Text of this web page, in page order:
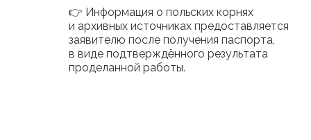
👉 Информация о польских корнях
и архивных источниках предоставляется
заявителю после получения паспорта,
в виде подтверждённого результата
проделанной работы.